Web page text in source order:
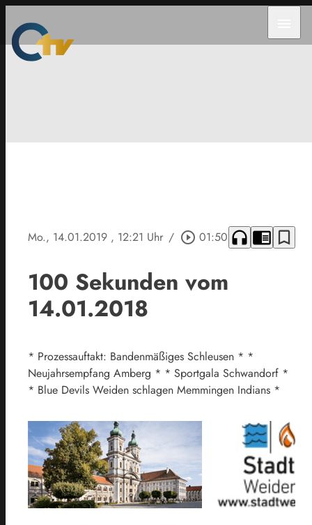
Mo., 14.01.2019 , 12:21 Uhr / play_circle_outline 01:50 headphones chrome_reader_mode bookmark_border
100 Sekunden vom
14.01.2018
* Prozessauftakt: Bandenmäßiges Schleusen * *
Neujahrsempfang Amberg * * Sportgala Schwandorf *
* Blue Devils Weiden schlagen Memmingen Indians *